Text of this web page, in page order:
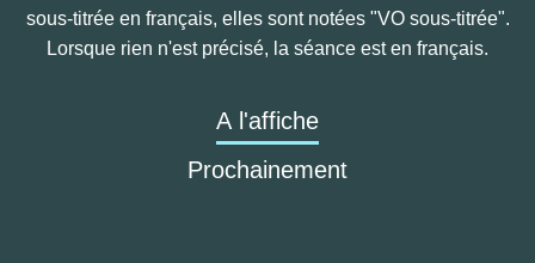
sous-titrée en français, elles sont notées "VO sous-titrée".
Lorsque rien n'est précisé, la séance est en français.
A l'affiche
Prochainement